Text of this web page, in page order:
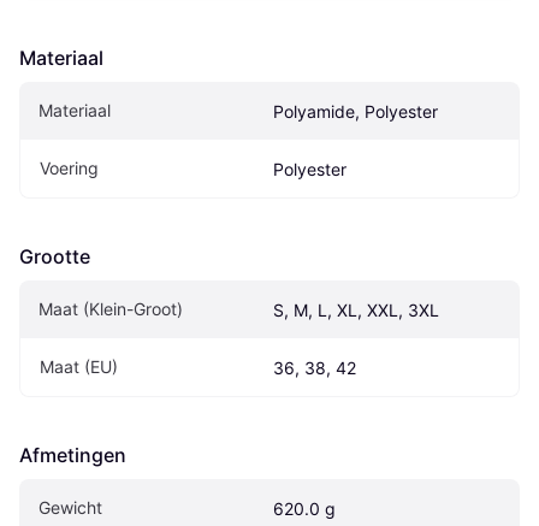
Materiaal
Materiaal Polyamide, Polyester
Voering Polyester
Grootte
Maat (Klein-Groot) S, M, L, XL, XXL, 3XL
Maat (EU) 36, 38, 42
Afmetingen
Gewicht 620.0 g